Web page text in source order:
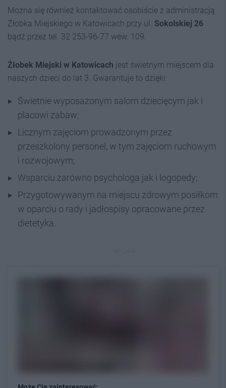
Można się również kontaktować osobiście z administracją
Żłobka Miejskiego w Katowicach przy ul. Sokolskiej 26
bądź przez tel. 32 253-96-77 wew. 109.
Żłobek Miejski w Katowicach jest świetnym miejscem dla
naszych dzieci do lat 3. Gwarantuje to dzięki:
Świetnie wyposażonym salom dziecięcym jak i
placowi zabaw;
Licznym zajęciom prowadzonym przez
przeszkolony personel, w tym zajęciom ruchowym
i rozwojowym;
Wsparciu zarówno psychologa jak i logopedy;
Przygotowywanym na miejscu zdrowym posiłkom
w oparciu o rady i jadłospisy opracowane przez
dietetyka.